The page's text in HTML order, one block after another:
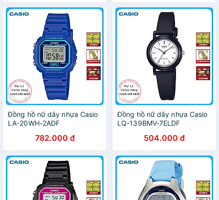
Đồng hồ nữ dây nhựa Casio
LA-20WH-2ADF
782.000 đ
Đồng hồ nữ dây nhựa Casio
LQ-139BMV-7ELDF
504.000 đ